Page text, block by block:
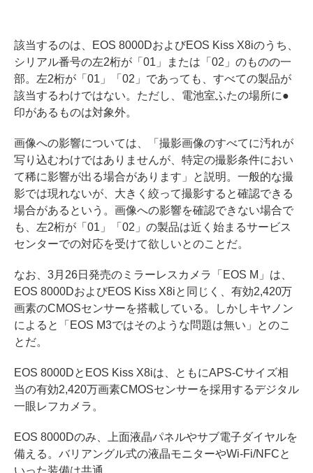
該当するのは、EOS 8000DおよびEOS Kiss X8iのうち、
シリアル番号の左2桁が「01」または「02」のものの一
部。左2桁が「01」「02」であっても、すべての製品が
該当するわけではない。ただし、電池室ふたの場所に●
印があるものは対象外。
画像への影響については、「撮影画像のすべてに汚れが
写り込むわけではありませんが、特定の撮影条件におい
て稀に影響が出る場合があります」と説明。一般的な撮
影では現れないが、大きく絞って撮影すると確認できる
場合があるという。画像への影響を確認できない場合で
も、左2桁が「01」「02」の製品は近く始まるサービス
センターでの対応を受けて欲しいとのことだ。
なお、3月26日発売のミラーレスカメラ「EOS M」は、
EOS 8000DおよびEOS Kiss X8iと同じく、有効2,420万
画素のCMOSセンサーを搭載している。しかしキヤノン
によると「EOS M3ではそのような問題は無い」とのこ
とだ。
EOS 8000DとEOS Kiss X8iは、ともにAPS-Cサイズ相
当の有効2,420万画素CMOSセンサーを採用するデジタル
一眼レフカメラ。
EOS 8000Dのみ、上面液晶パネルやサブ電子ダイヤルを
備える。バリアングル式の液晶モニターやWi-Fi/NFCと
いった装備は共通。